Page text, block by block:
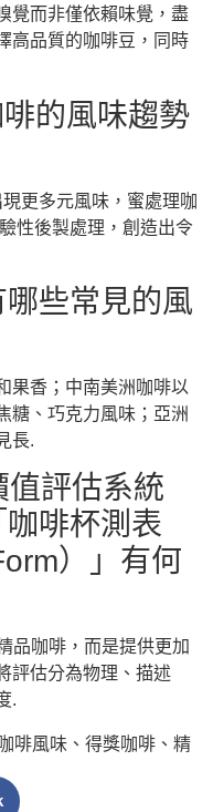
覺而非僅依賴味覺，盡
高品質的咖啡豆，同時
的風味趨勢
更多元風味，蜜處理咖
性後製處理，創造出令
些常見的風
果香；中南美洲咖啡以
糖、巧克力風味；亞洲
長.
評估系統
咖啡杯測表
）」有何
品咖啡，而是提供更加
評估分為物理、描述
.
咖啡風味 、 得獎咖啡 、 精